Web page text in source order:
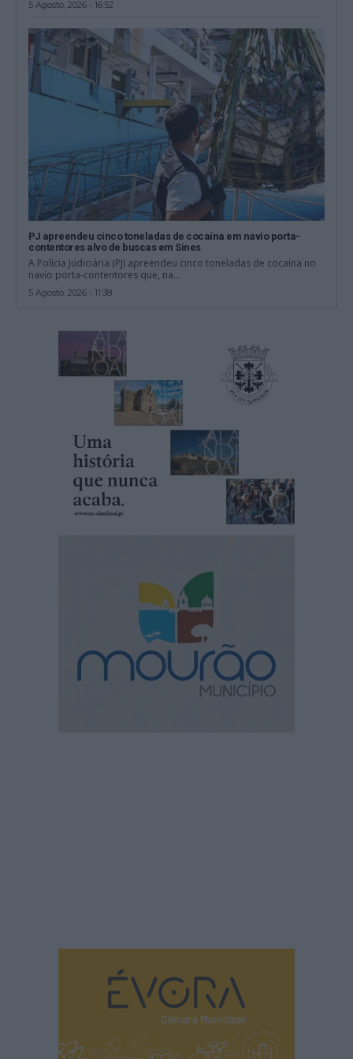
5 Agosto, 2026 - 16:52
PJ apreendeu cinco toneladas de cocaína em navio porta-
contentores alvo de buscas em Sines
A Polícia Judiciária (PJ) apreendeu cinco toneladas de cocaína no
navio porta-contentores que, na...
5 Agosto, 2026 - 11:38